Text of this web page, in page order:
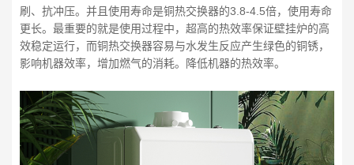
刷、抗冲压。并且使用寿命是铜热交换器的3.8-4.5倍，使用寿命
更长。最重要的就是使用过程中，超高的热效率保证壁挂炉的高
效稳定运行，而铜热交换器容易与水发生反应产生绿色的铜锈，
影响机器效率，增加燃气的消耗。降低机器的热效率。